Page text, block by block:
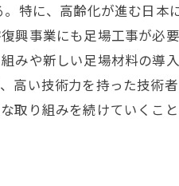
特に、高齢化が進む日
事業にも足場工事が必
みや新しい足場材料の導
い技術力を持った技術
取り組みを続けていくこ